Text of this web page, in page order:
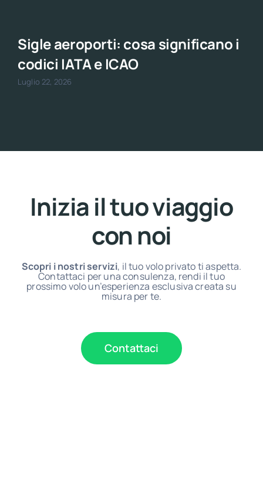
Sigle aeroporti: cosa significano i
codici IATA e ICAO
Luglio 22, 2026
Inizia il tuo viaggio
con noi
Scopri i nostri servizi, il tuo volo privato ti aspetta.
Contattaci per una consulenza, rendi il tuo
prossimo volo un’esperienza esclusiva creata su
misura per te.
Contattaci